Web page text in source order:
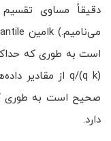
دقیقاً مساوی تقسیم
دارد.